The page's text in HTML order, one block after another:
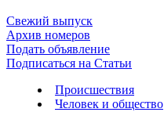
Свежий выпуск
Архив номеров
Подать объявление
Подписаться на Статьи
Происшествия
Человек и общество